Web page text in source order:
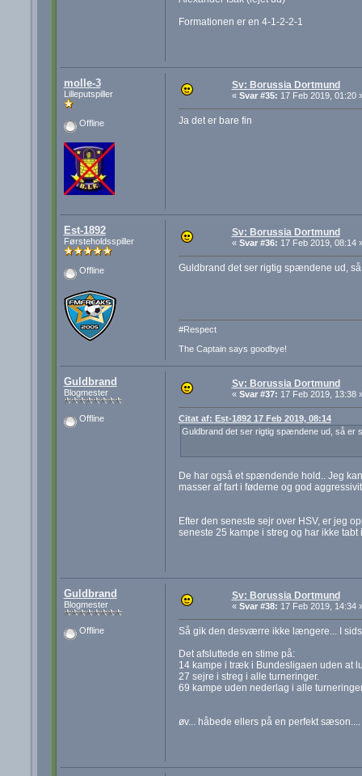
Formationen er en 4-1-2-2-1
molle-3
Lilleputspiller
Offline
Sv: Borussia Dortmund
« Svar #35: 17 Feb 2019, 01:20
Ja det er bare fin
Est-1892
Førsteholdsspiller
Offline
Sv: Borussia Dortmund
« Svar #36: 17 Feb 2019, 08:14
Guldbrand det ser rigtig spændene ud,
#Respect
The Captain says goodbye!
Guldbrand
Blogmester
Offline
Sv: Borussia Dortmund
« Svar #37: 17 Feb 2019, 13:38
Citat af: Est-1892 17 Feb 2019, 08:14
Guldbrand det ser rigtig spændene ud, så er
De har også et spændende hold.. Jeg
masser af fart i føderne og god
Efter den seneste sejr over HSV, er jeg
seneste 25 kampe i streg og har ikke
Guldbrand
Blogmester
Offline
Sv: Borussia Dortmund
« Svar #38: 17 Feb 2019, 14:34
Så gik den desværre ikke længere... I
Det afsluttede en stime på:
14 kampe i træk i Bundesligaen uden at
27 sejre i streg i alle turneringer.
69 kampe uden nederlag i alle
øv... håbede ellers på en perfekt sæson....